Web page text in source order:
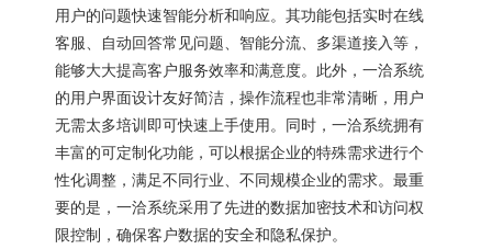
用户的问题快速智能分析和响应。其功能包括实时在线
客服、自动回答常见问题、智能分流、多渠道接入等，
能够大大提高客户服务效率和满意度。此外，一洽系统
的用户界面设计友好简洁，操作流程也非常清晰，用户
无需太多培训即可快速上手使用。同时，一洽系统拥有
丰富的可定制化功能，可以根据企业的特殊需求进行个
性化调整，满足不同行业、不同规模企业的需求。最重
要的是，一洽系统采用了先进的数据加密技术和访问权
限控制，确保客户数据的安全和隐私保护。